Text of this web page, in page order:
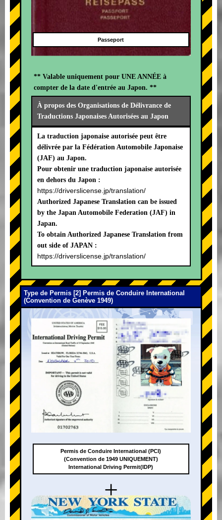
Passeport
** Valable uniquement pour UNE ANNÉE à
compter de la date d'entrée au Japon. **
À propos des Organisations de Délivrance de
Traductions Japonaises Autorisées au Japon
La traduction japonaise autorisée peut être
délivrée par la Fédération Automobile Japonaise
(JAF) au Japon.
Pour obtenir une traduction japonaise autorisée
en dehors du Japon :
https://driverslicense.jp/translation/
Authorized Japanese Translation can be issued
by the Japan Automobile Federation (JAF) in
Japan.
To obtain Authorized Japanese Translation from
out side of JAPAN :
https://driverslicense.jp/translation/
Type de Permis [2] Permis de Conduire International
(Convention de Genève 1949)
+
Permis de Conduire International (PCI)
(Convention de 1949 UNIQUEMENT)
International Driving Permit(IDP)